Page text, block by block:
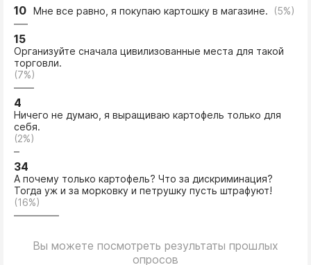
10 Мне все равно, я покупаю картошку в магазине. (5%)
15
Организуйте сначала цивилизованные места для такой
торговли.
(7%)
4
Ничего не думаю, я выращиваю картофель только для
себя.
(2%)
34
А почему только картофель? Что за дискриминация?
Тогда уж и за морковку и петрушку пусть штрафуют!
(16%)
Вы можете посмотреть результаты прошлых
опросов